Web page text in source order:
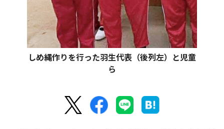
しめ縄作りを行った羽生代表（後列左）と児童
ら